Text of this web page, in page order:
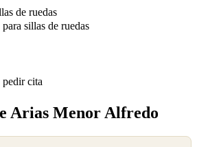
de ruedas
sillas de ruedas
pedir cita
Arias Menor Alfredo